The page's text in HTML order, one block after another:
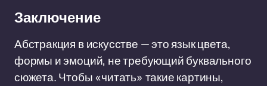
Заключение
Абстракция в искусстве — это язык цвета,
формы и эмоций, не требующий буквального
сюжета. Чтобы «читать» такие картины,